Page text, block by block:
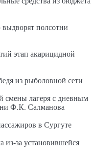
полсотни
этап акарицидной
из рыболовной сети
смены лагеря с дневным
Ф.К. Салманова
в Сургуте
за установившейся